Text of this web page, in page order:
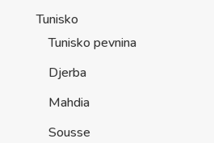
Tunisko
Tunisko pevnina
Djerba
Mahdia
Sousse